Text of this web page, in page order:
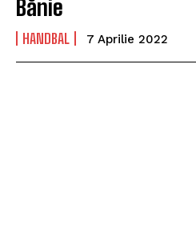
Bănie
HANDBAL 7 Aprilie 2022